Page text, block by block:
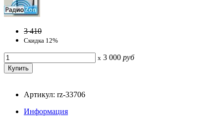
3 410
Скидка 12%
x 3 000 руб
Артикул: rz-33706
Информация